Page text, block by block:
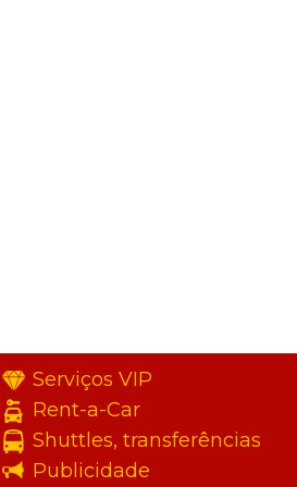
Serviços VIP
Rent-a-Car
Shuttles, transferências
Publicidade